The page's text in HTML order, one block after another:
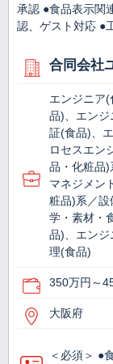
承認 ●食品表示関
認、ゲスト対応 ●
合同会社
エンジニア
品)、エンジ
証(食品)、
ロセスエン
品・化粧品)
マネジメン
粧品)系／
学・素材・
品)、エンジ
理(食品)
350万円～
大阪府
＜必須＞ ●